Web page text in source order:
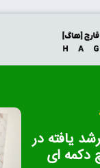
یافته در
دکمه ای